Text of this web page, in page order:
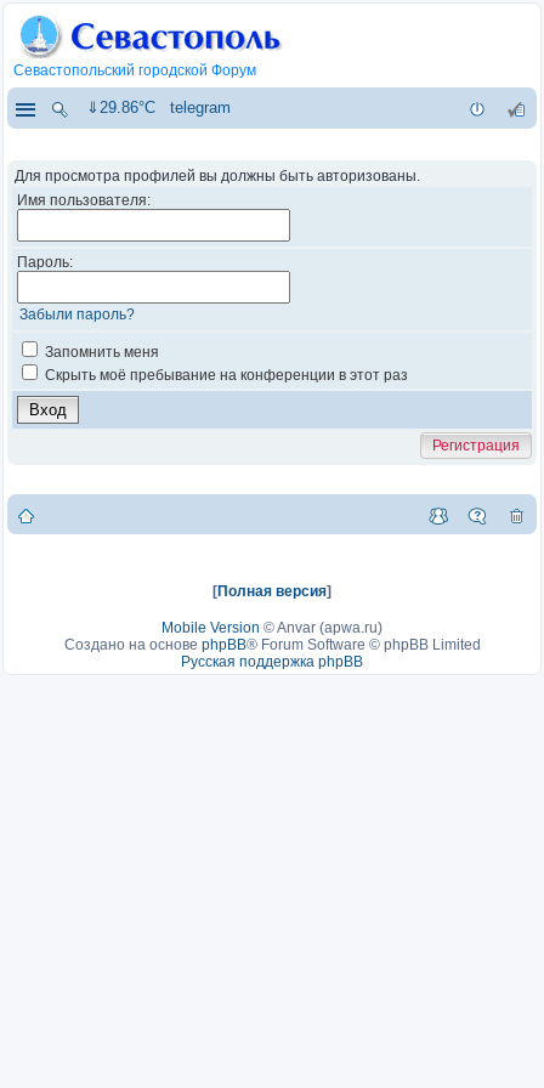
Севастопольский городской Форум
⇓29.86°C telegram
Для просмотра профилей вы должны быть авторизованы.
Имя пользователя:
Пароль:
Забыли пароль?
Запомнить меня
Скрыть моё пребывание на конференции в этот раз
Регистрация
[Полная версия]
Mobile Version ©Anvar (apwa.ru)
Создано на основе phpBB® Forum Software © phpBB Limited
Русская поддержка phpBB